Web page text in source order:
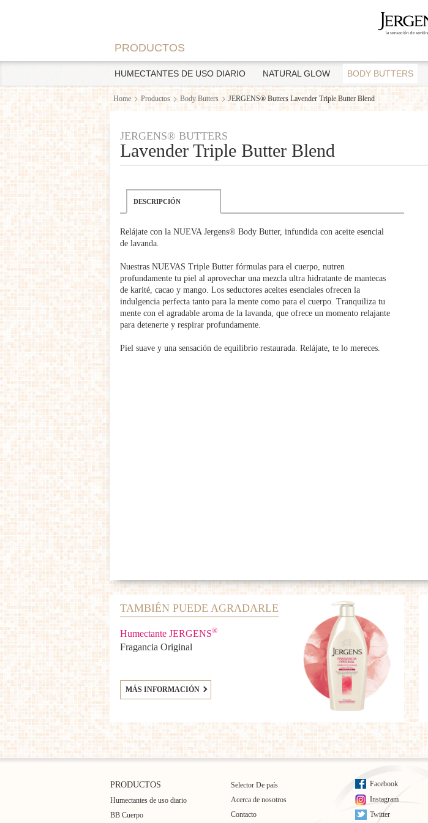
PRODUCTOS
HUMECTANTES DE USO DIARIO NATURAL GLOW BODY BUTTERS
Home Productos Body Butters JERGENS® Butters Lavender Triple Butter Blend
JERGENS® BUTTERS
Lavender Triple Butter Blend
DESCRIPCIÓN
Relájate con la NUEVA Jergens® Body Butter, infundida con aceite esencial
de lavanda.
Nuestras NUEVAS Triple Butter fórmulas para el cuerpo, nutren
profundamente tu piel al aprovechar una mezcla ultra hidratante de mantecas
de karité, cacao y mango. Los seductores aceites esenciales ofrecen la
indulgencia perfecta tanto para la mente como para el cuerpo. Tranquiliza tu
mente con el agradable aroma de la lavanda, que ofrece un momento relajante
para detenerte y respirar profundamente.
Piel suave y una sensación de equilibrio restaurada. Relájate, te lo mereces.
TAMBIÉN PUEDE AGRADARLE
Humectante JERGENS®
Fragancia Original
MÁS INFORMACIÓN
PRODUCTOS
Humectantes de uso diario
BB Cuerpo
Selector De país
Acerca de nosotros
Contacto
Facebook
Instagram
Twitter